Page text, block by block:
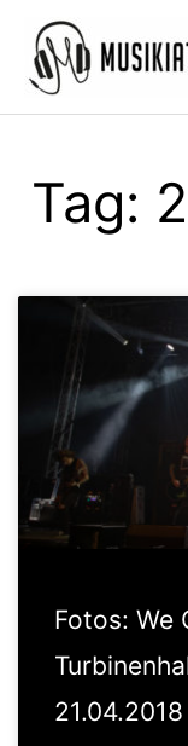
Inhalt
springen
Tag:
Fotos: We
21.04.2018